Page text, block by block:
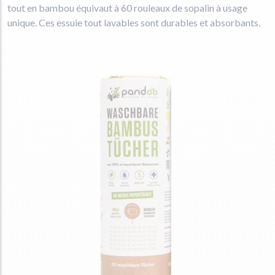
tout en bambou équivaut à 60 rouleaux de sopalin à usage
unique. Ces essuie tout lavables sont durables et absorbants.